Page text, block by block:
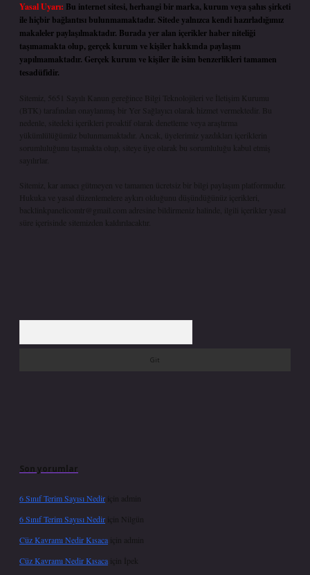
Yasal Uyarı: Bu internet sitesi, herhangi bir marka, kurum veya şahıs şirketi
ile hiçbir bağlantısı bulunmamaktadır. Sitede yalnızca kendi hazırladığımız
makaleler paylaşılmaktadır. Burada yer alan içerikler haber niteliği
taşımamakta olup, gerçek kurum ve kişiler hakkında paylaşım
yapılmamaktadır. Gerçek kurum ve kişiler ile isim benzerlikleri tamamen
tesadüfidir.
Sitemiz, 5651 Sayılı Kanun gereğince Bilgi Teknolojileri ve İletişim Kurumu
(BTK) tarafından onaylanmış bir Yer Sağlayıcı olarak hizmet vermektedir. Bu
nedenle, sitedeki içerikleri proaktif olarak denetleme veya araştırma
yükümlülüğümüz bulunmamaktadır. Ancak, üyelerimiz yazdıkları içeriklerin
sorumluluğunu taşımakta olup, siteye üye olarak bu sorumluluğu kabul etmiş
sayılırlar.
Sitemiz, kar amacı gütmeyen ve tamamen ücretsiz bir bilgi paylaşım platformudur.
Hukuka ve yasal düzenlemelere aykırı olduğunu düşündüğünüz içerikleri,
backlinkpanelicomtr@gmail.com
adresine bildirmeniz halinde, ilgili içerikler yasal
süre içerisinde sitemizden kaldırılacaktır.
Son yorumlar
6 Sınıf Terim Sayısı Nedir için
admin
6 Sınıf Terim Sayısı Nedir için Nilgün
Cüz Kavramı Nedir Kısaca için
admin
Cüz Kavramı Nedir Kısaca için İpek